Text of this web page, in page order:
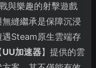
與樂趣的射擊遊戲
縫繼承是保障沉浸
Steam原生雲端存
UU加速器】提供的雲